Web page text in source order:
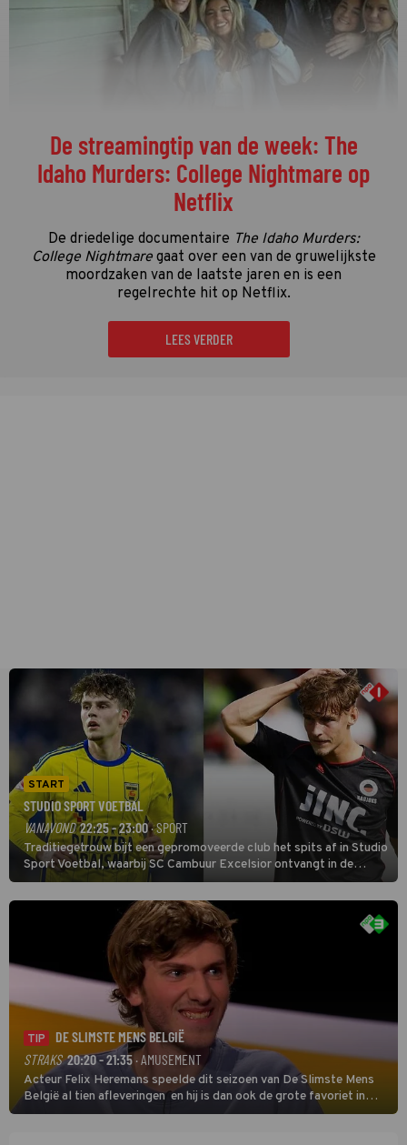
De streamingtip van de week: The
Idaho Murders: College Nightmare op
Netflix
De driedelige documentaire The Idaho Murders:
College Nightmaregaat over een van de gruwelijkste
moordzaken van de laatste jaren en is een
regelrechte hit op Netflix.
LEES VERDER
START
STUDIO SPORT VOETBAL
VANAVOND 22:25 - 23:00· SPORT
Traditiegetrouw bijt een gepromoveerde club het spits af in Studio
Sport Voetbal, waarbij SC Cambuur Excelsior ontvangt in de
eerste wedstrijd van het nieuwe Eredivisieseizoen. De nieuwe
oefenmeester is Johan Plat en hij wil aanvallend voetballen.
TIP
DE SLIMSTE MENS BELGIË
STRAKS 20:20 - 21:35· AMUSEMENT
Acteur Felix Heremans speelde dit seizoen van De Slimste Mens
België al tien afleveringen en hij is dan ook de grote favoriet in
deze seizoensfinale. En er is Nederlandse inbreng, want komiek